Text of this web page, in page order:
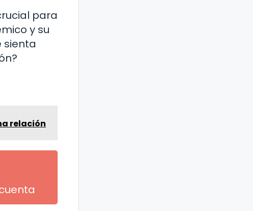
para
y su
sienta
relación